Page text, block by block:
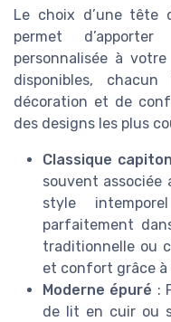
Le choix d’une
permet
personnalisée à
disponibles,
décoration et de
des designs les plus
Classique
souvent associée
style
parfaitement
traditionnelle ou
et confort grâce à
Moderne épuré :
de lit en cuir ou